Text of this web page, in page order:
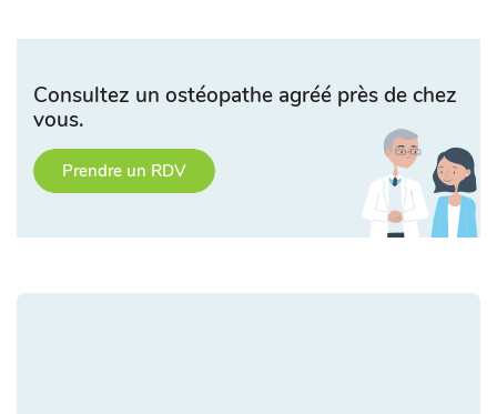
Consultez un ostéopathe agréé près de chez
vous.
Prendre un RDV